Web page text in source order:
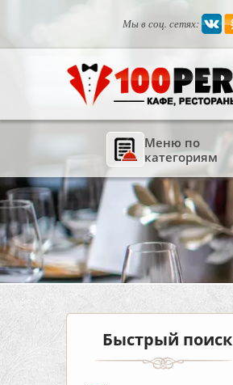
Мы в соц. сетях:
Меню по
категориям
Быстрый поиск